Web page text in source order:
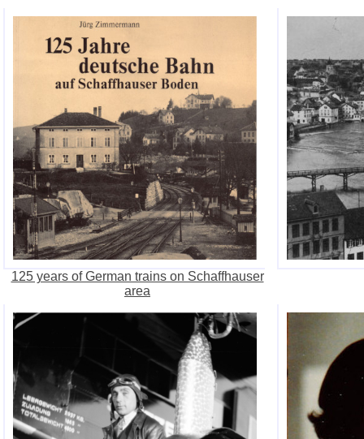
125 years of German trains on Schaffhauser
area